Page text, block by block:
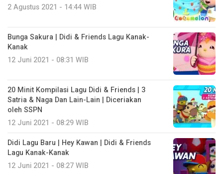
2 Agustus 2021 - 14:44 WIB
Bunga Sakura | Didi & Friends Lagu Kanak-
Kanak
12 Juni 2021 - 08:31 WIB
20 Minit Kompilasi Lagu Didi & Friends | 3
Satria & Naga Dan Lain-Lain | Diceriakan
oleh SSPN
12 Juni 2021 - 08:29 WIB
Didi Lagu Baru | Hey Kawan | Didi & Friends
Lagu Kanak-Kanak
12 Juni 2021 - 08:27 WIB